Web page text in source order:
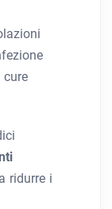
cure
ridurre i